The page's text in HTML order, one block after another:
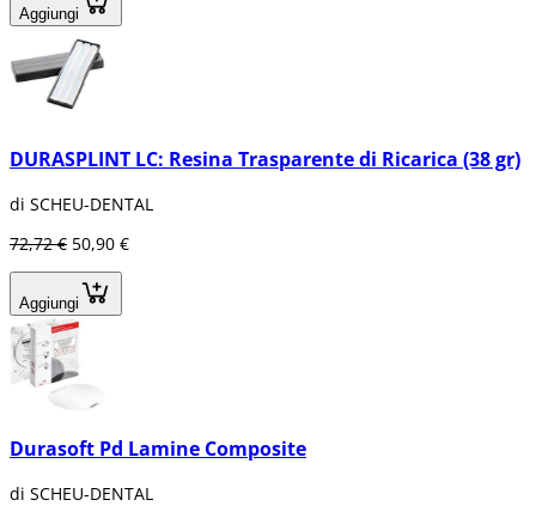
Aggiungi
DURASPLINT LC: Resina Trasparente di Ricarica (38 gr)
di SCHEU-DENTAL
72,72 € 50,90 €
Aggiungi
Durasoft Pd Lamine Composite
di SCHEU-DENTAL